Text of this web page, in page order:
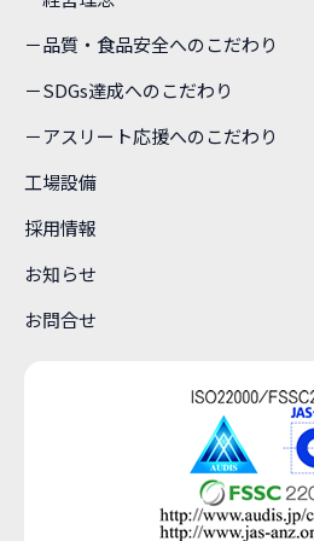
－品質・食品安全へのこだわり
－SDGs達成へのこだわり
－アスリート応援へのこだわり
工場設備
採用情報
お知らせ
お問合せ